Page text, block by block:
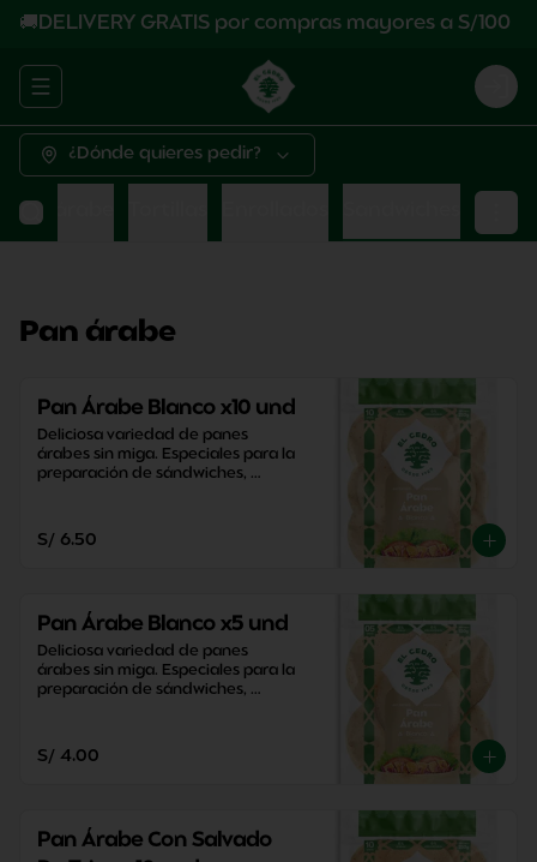
🚚DELIVERY GRATIS por compras mayores a S/100
Abrir menu de navegación
¿Dónde quieres pedir?
Pan árabe
Pan árabe
Pan Árabe Blanco x10 und
Deliciosa variedad de panes
árabes sin miga. Especiales para la
preparación de sándwiches,
S/ 6.50
Pan Árabe Blanco x5 und
Deliciosa variedad de panes
árabes sin miga. Especiales para la
preparación de sándwiches,
S/ 4.00
Pan Árabe Con Salvado